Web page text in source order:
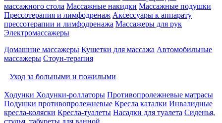
массажного стола Массажные накидки Массажные подушки
Прессотерапия и лимфодренаж Аксессуары к аппарату
прессотерапии и лимфодренажа Массажеры для рук
Электромассажеры
Домашние массажеры Кушетки для массажа Автомобильные
массажеры Стоун-терапия
Уход за больными и пожилыми
Ходунки Ходунки-роллаторы Противопролежневые матрасы
Подушки противопролежневые Кресла каталки Инвалидные
кресла-коляски Кресла-туалеты Насадки для туалета Сиденья,
стулья, табуреты для ванной